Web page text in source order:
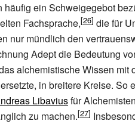
ein Schweigegebot
Fachsprache,
die für
nur mündlich den
Adept die Bedeutung
alchemistische Wissen mit
in breitere Kreise. So
Libaviusfür
zu machen.